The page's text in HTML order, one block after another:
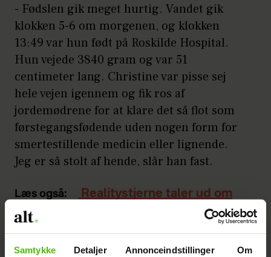
Samtykke Detaljer Annonceindstillinger Om
- Fødslen gik meget hurtig. Vandet gik
klokken 5-6 om morgenen, og klokken
13:49 var hun født på Roskilde Hospital.
Hun vejede 3840 gram og var 51
centimeter lang. Christine var pisse sej
hele vejen igennem og fik ros af
jordemødrene for at klare det så flot som
førstegangsfødende uden nogen form for
smertestillende medicin eller lignende.
Jeg er så stolt af hende, slår han fast.
Læs også:
Realitystjerne taler ud om
hårdt år: Jeg er stadig i dyb sorg
Uenige om navn